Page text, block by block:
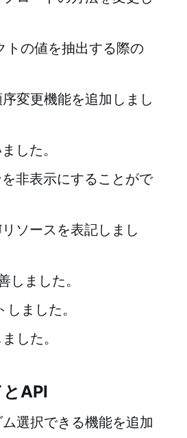
トの値を抽出する際の
変更機能を追加しまし
した。
非表示にすることがで
ソースを表記しまし
ました。
ました。
した。
API
選択できる機能を追加